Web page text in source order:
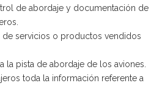
de abordaje y documentación de
servicios o productos vendidos
la pista de abordaje de los aviones.
toda la información referente a